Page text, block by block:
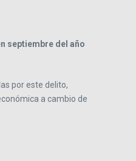
septiembre del año
por este delito,
a cambio de